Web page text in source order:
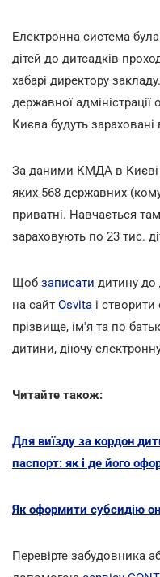
Електронна система
дітей до дитсадків
хабарі директору
державної адміністрації
Києва будуть
За даними КМДА в Києві
яких 568 державних
приватні. Навчається
зараховують по 23 тис.
Щоб записати дитину до
на сайт Osvita і
прізвище, ім'я та по
дитини, діючу
Читайте також:
Для виїзду за кордон
паспорт: як і де його
Як оформити субсидію
Перевірте забудовника